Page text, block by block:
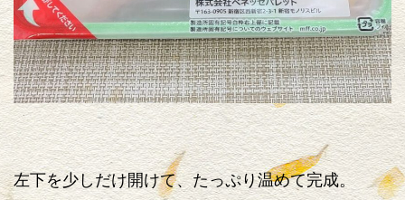
左下を少しだけ開けて、たっぷり温めて完成。